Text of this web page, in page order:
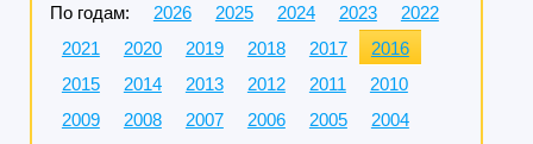
По годам: 2026 2025 2024 2023
2022
2021
2020 2019 2018 2017
2016
2015
2014 2013 2012 2011
2010
2009
2008 2007 2006 2005
2004